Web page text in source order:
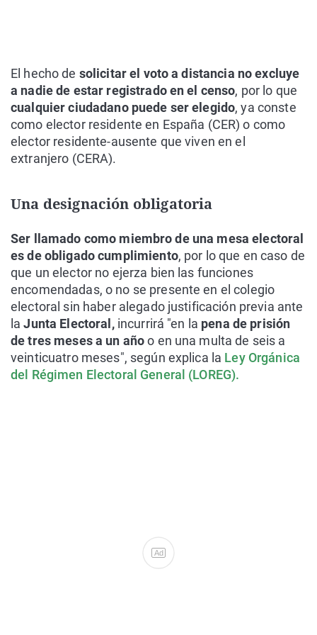
El hecho de solicitar el voto a distancia no excluye
a nadie de estar registrado en el censo, por lo que
cualquier ciudadano puede ser elegido, ya conste
como elector residente en España (CER) o como
elector residente-ausente que viven en el
extranjero (CERA).
Una designación obligatoria
Ser llamado como miembro de una mesa electoral
es de obligado cumplimiento, por lo que en caso de
que un elector no ejerza bien las funciones
encomendadas, o no se presente en el colegio
electoral sin haber alegado justificación previa ante
la Junta Electoral,incurrirá "en la pena de prisión
de tres meses a un añoo en una multa de seis a
veinticuatro meses", según explica la Ley Orgánica
del Régimen Electoral General (LOREG).
Ad